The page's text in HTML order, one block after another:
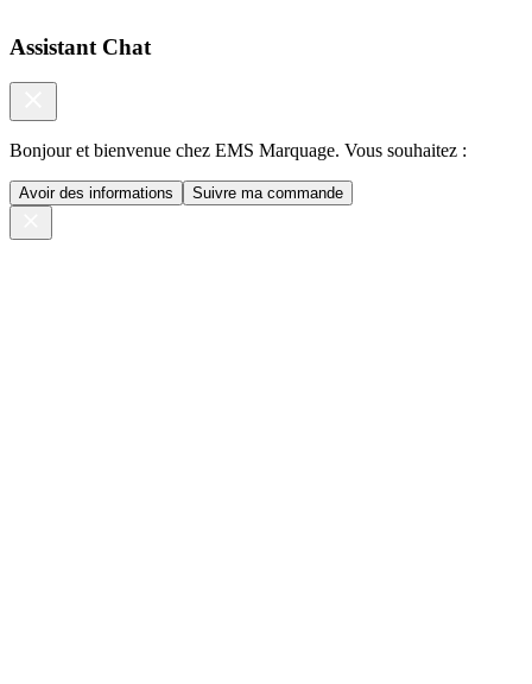
Assistant Chat
Bonjour et bienvenue chez EMS Marquage. Vous souhaitez :
Avoir des informations Suivre ma commande